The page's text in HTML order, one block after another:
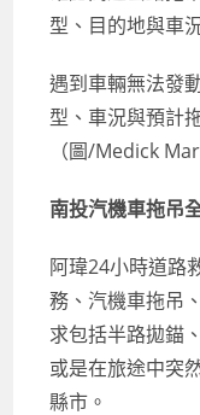
型、目的地與車
遇到車輛無法發
型、車況與預計
（圖/Medick
南投汽機車拖吊
阿瑋24小時道路
務、汽機車拖吊
求包括半路拋錨
或是在旅途中突
縣市。